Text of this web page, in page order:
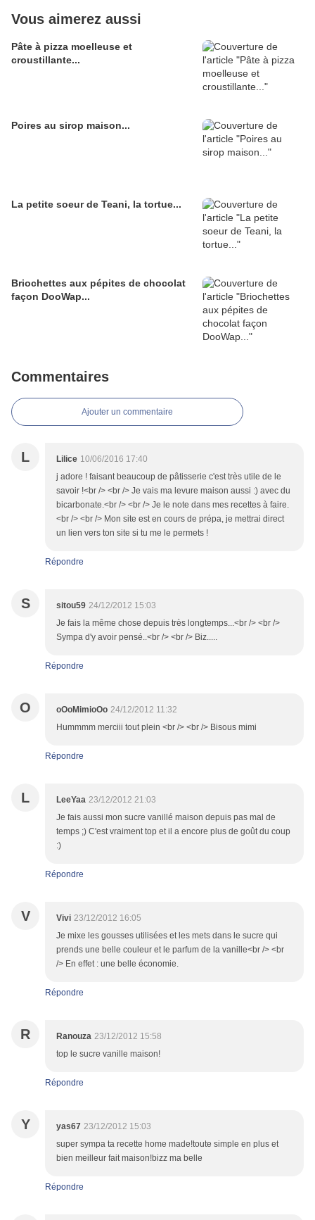
Vous aimerez aussi
Pâte à pizza moelleuse et
croustillante...
Poires au sirop maison...
La petite soeur de Teani, la tortue...
Briochettes aux pépites de chocolat
façon DooWap...
Commentaires
Ajouter un commentaire
L Lilice 10/06/2016 17:40
j adore ! faisant beaucoup de pâtisserie c'est très utile de le
savoir !<br /> <br /> Je vais ma levure maison aussi :) avec du
bicarbonate.<br /> <br /> Je le note dans mes recettes à faire.
<br /> <br /> Mon site est en cours de prépa, je mettrai direct
un lien vers ton site si tu me le permets !
Répondre
S sitou59 24/12/2012 15:03
Je fais la même chose depuis très longtemps...<br /> <br />
Sympa d'y avoir pensé..<br /> <br /> Biz.....
Répondre
O oOoMimioOo 24/12/2012 11:32
Hummmm merciii tout plein <br /> <br /> Bisous mimi
Répondre
L LeeYaa 23/12/2012 21:03
Je fais aussi mon sucre vanillé maison depuis pas mal de
temps ;) C'est vraiment top et il a encore plus de goût du coup
:)
Répondre
V Vivi 23/12/2012 16:05
Je mixe les gousses utilisées et les mets dans le sucre qui
prends une belle couleur et le parfum de la vanille<br /> <br
/> En effet : une belle économie.
Répondre
R Ranouza 23/12/2012 15:58
top le sucre vanille maison!
Répondre
Y yas67 23/12/2012 15:03
super sympa ta recette home made!toute simple en plus et
bien meilleur fait maison!bizz ma belle
Répondre